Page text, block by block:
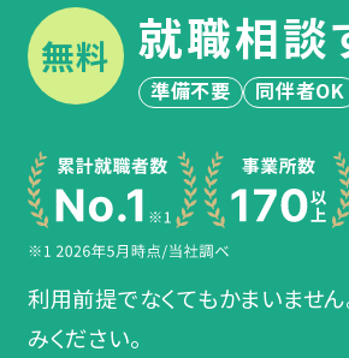
就労支援実績
スタッフ育成の仕組み
統合失調症
うつ病
双極性障害（双極症）
不安障害
気分障害
埼玉
千葉
群馬
栃木
制度について
ピックアップ情報
カテゴリーからイベントを探す
就職相談会
無料 就職相談
準備不要 同伴者OK
利用前提でなくてもかまいませ
みください。